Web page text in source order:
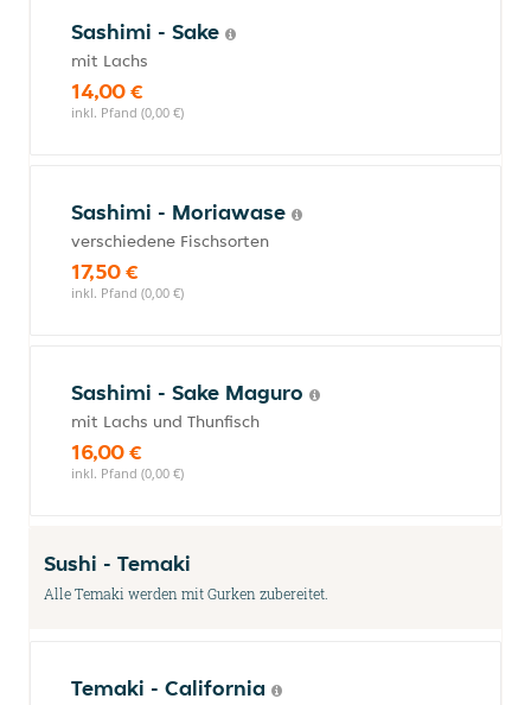
Sashimi - Sake
mit Lachs
14,00 €
inkl. Pfand (0,00 €)
Sashimi - Moriawase
verschiedene Fischsorten
17,50 €
inkl. Pfand (0,00 €)
Sashimi - Sake Maguro
mit Lachs und Thunfisch
16,00 €
inkl. Pfand (0,00 €)
Sushi - Temaki
Alle Temaki werden mit Gurken zubereitet.
Temaki - California